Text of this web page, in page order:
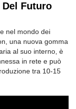
Futuro
nel mondo dei
una nuova gomma
al suo interno, è
in rete e può
tra 10-15